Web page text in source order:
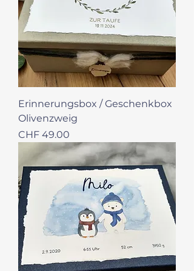
Erinnerungsbox / Geschenkbox
Olivenzweig
Preis
CHF 49.00